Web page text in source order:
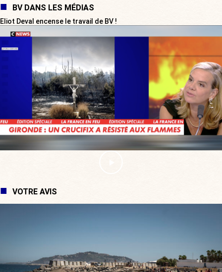
BV DANS LES MÉDIAS
Eliot Deval encense le travail de BV !
VOTRE AVIS